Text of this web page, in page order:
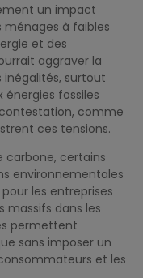
un impact
ménages à faibles
et des
aggraver la
surtout
énergies fossiles
comme
ces tensions.
carbone, certains
environnementales
les entreprises
massifs dans les
permettent
sans imposer un
et les